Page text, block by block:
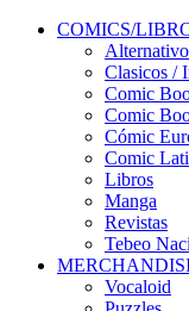
COMICS/
Clasicos /
Comic
Comic
Cómic
Comic
Libros
Manga
Revistas
Tebeo
Vocaloid